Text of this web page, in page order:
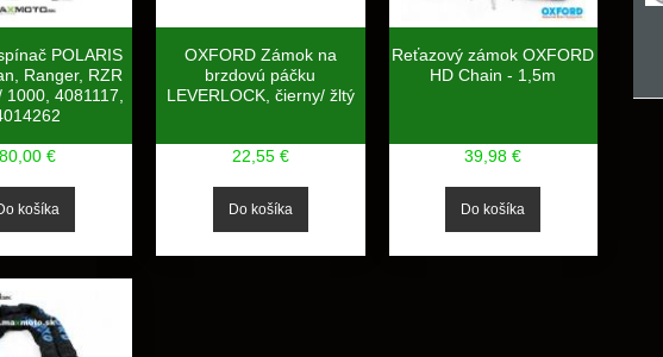
POLARIS
Ranger, RZR
4081117,
80,00 €
OXFORD Zámok na
brzdovú páčku
LEVERLOCK, čierny/ žltý
22,55 €
Reťazový zámok OXFORD
HD Chain - 1,5m
39,98 €